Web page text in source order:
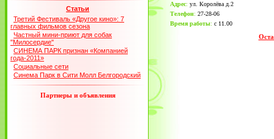
Статьи
Третий Фестиваль «Другое кино»: 7
главных фильмов сезона
Частный мини-приют для собак
"Милосердие"
СИНЕМА ПАРК признан «Компанией
года-2011»
Социальные сети
Синема Парк в Сити Молл Белгородский
Партнеры и объявления
Адрес: ул. Королёва д.2
Телефон: 27-28-06
Время работы: с 11.00